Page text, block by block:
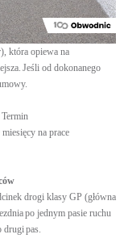
która opiewa na
Jeśli od dokonanego
na prace
drogi klasy GP (główna
po jednym pasie ruchu
drugi pas.